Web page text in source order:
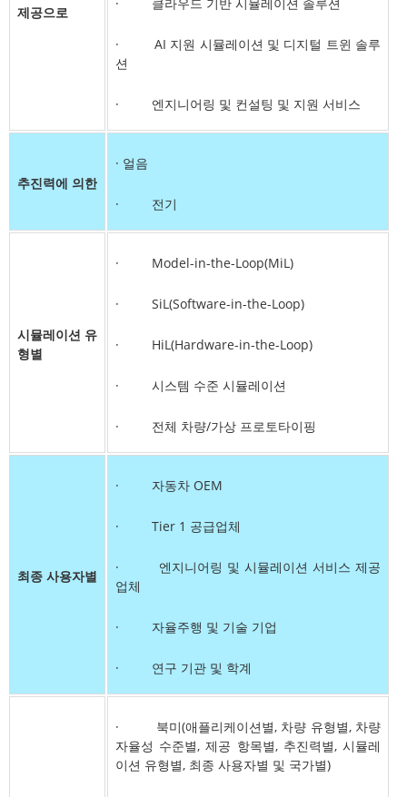
제공으로
· AI 지원 시뮬레이션 및 디지털 트윈 솔루
션
· 엔지니어링 및 컨설팅 및 지원 서비스
추진력에 의한
· 얼음
· 전기
시뮬레이션 유
형별
· Model-in-the-Loop(MiL)
· SiL(Software-in-the-Loop)
· HiL(Hardware-in-the-Loop)
· 시스템 수준 시뮬레이션
· 전체 차량/가상 프로토타이핑
최종 사용자별
· 자동차 OEM
· Tier 1 공급업체
· 엔지니어링 및 시뮬레이션 서비스 제공
업체
· 자율주행 및 기술 기업
· 연구 기관 및 학계
· 북미(애플리케이션별, 차량 유형별, 차량
자율성 수준별, 제공 항목별, 추진력별, 시뮬레
이션 유형별, 최종 사용자별 및 국가별)